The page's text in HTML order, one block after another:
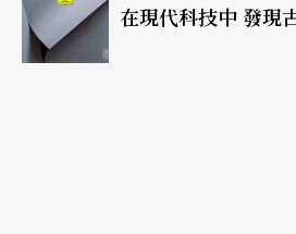
相反。表現主義的創作常常源
以象徵手法對現實進行變形、抽
在現代科